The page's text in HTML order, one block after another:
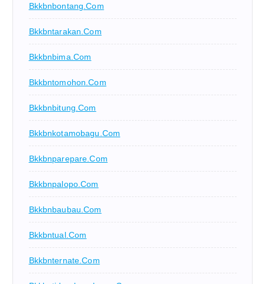
Bkkbnbontang.com
Bkkbntarakan.com
Bkkbnbima.com
Bkkbntomohon.com
Bkkbnbitung.com
Bkkbnkotamobagu.com
Bkkbnparepare.com
Bkkbnpalopo.com
Bkkbnbaubau.com
Bkkbntual.com
Bkkbnternate.com